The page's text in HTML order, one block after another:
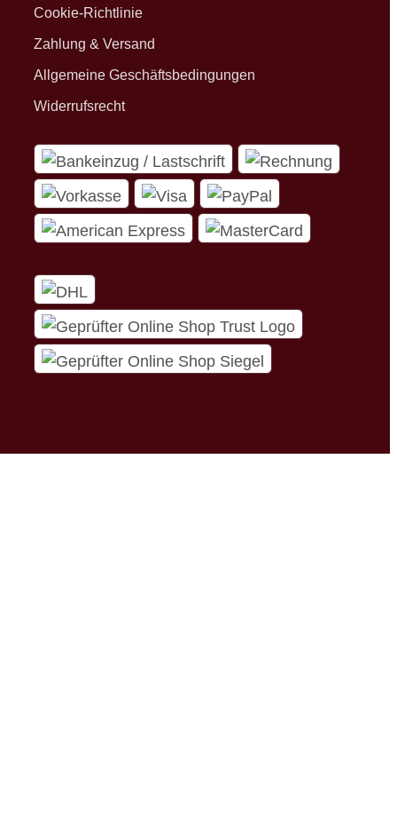
Cookie-Richtlinie
Zahlung & Versand
Allgemeine Geschäftsbedingungen
Widerrufsrecht